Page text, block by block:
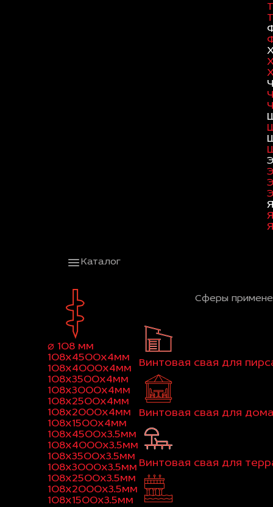
Ч
Э
Я
Каталог
⌀ 108 мм
108x4500x4мм
108x4000x4мм
108x3500x4мм
108x3000x4мм
108x2500x4мм
108x2000x4мм
108x1500x4мм
108x4500x3.5мм
108x4000x3.5мм
108x3500x3.5мм
108x3000x3.5мм
108x2500x3.5мм
108x2000x3.5мм
108x1500x3.5мм
Сферы
Винтовая свая для
Винтовая свая для
Винтовая свая для